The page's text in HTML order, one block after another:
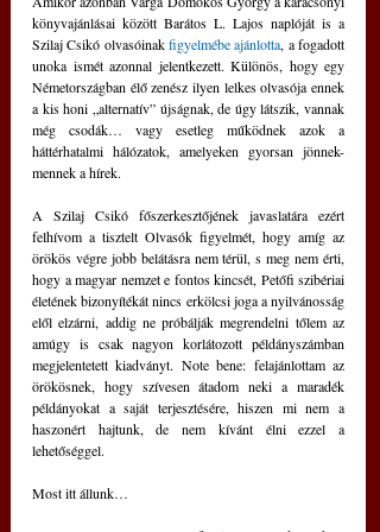
könyvajánlásai között Barátos L. Lajos naplóját is a
Szilaj Csikó olvasóinak figyelmébe ajánlotta, a fogadott
unoka ismét azonnal jelentkezett. Különös, hogy egy
Németországban élő zenész ilyen lelkes olvasója ennek
a kis honi „alternatív” újságnak, de úgy látszik, vannak
még csodák… vagy esetleg működnek azok a
háttérhatalmi hálózatok, amelyeken gyorsan jönnek-
mennek a hírek.
A Szilaj Csikó főszerkesztőjének javaslatára ezért
felhívom a tisztelt Olvasók figyelmét, hogy amíg az
örökös végre jobb belátásra nem térül, s meg nem érti,
hogy a magyar nemzet e fontos kincsét, Petőfi szibériai
életének bizonyítékát nincs erkölcsi joga a nyilvánosság
elől elzárni, addig ne próbálják megrendelni tőlem az
amúgy is csak nagyon korlátozott példányszámban
megjelentetett kiadványt. Note bene: felajánlottam az
örökösnek, hogy szívesen átadom neki a maradék
példányokat a saját terjesztésére, hiszen mi nem a
haszonért hajtunk, de nem kívánt élni ezzel a
lehetőséggel.
Most itt állunk…